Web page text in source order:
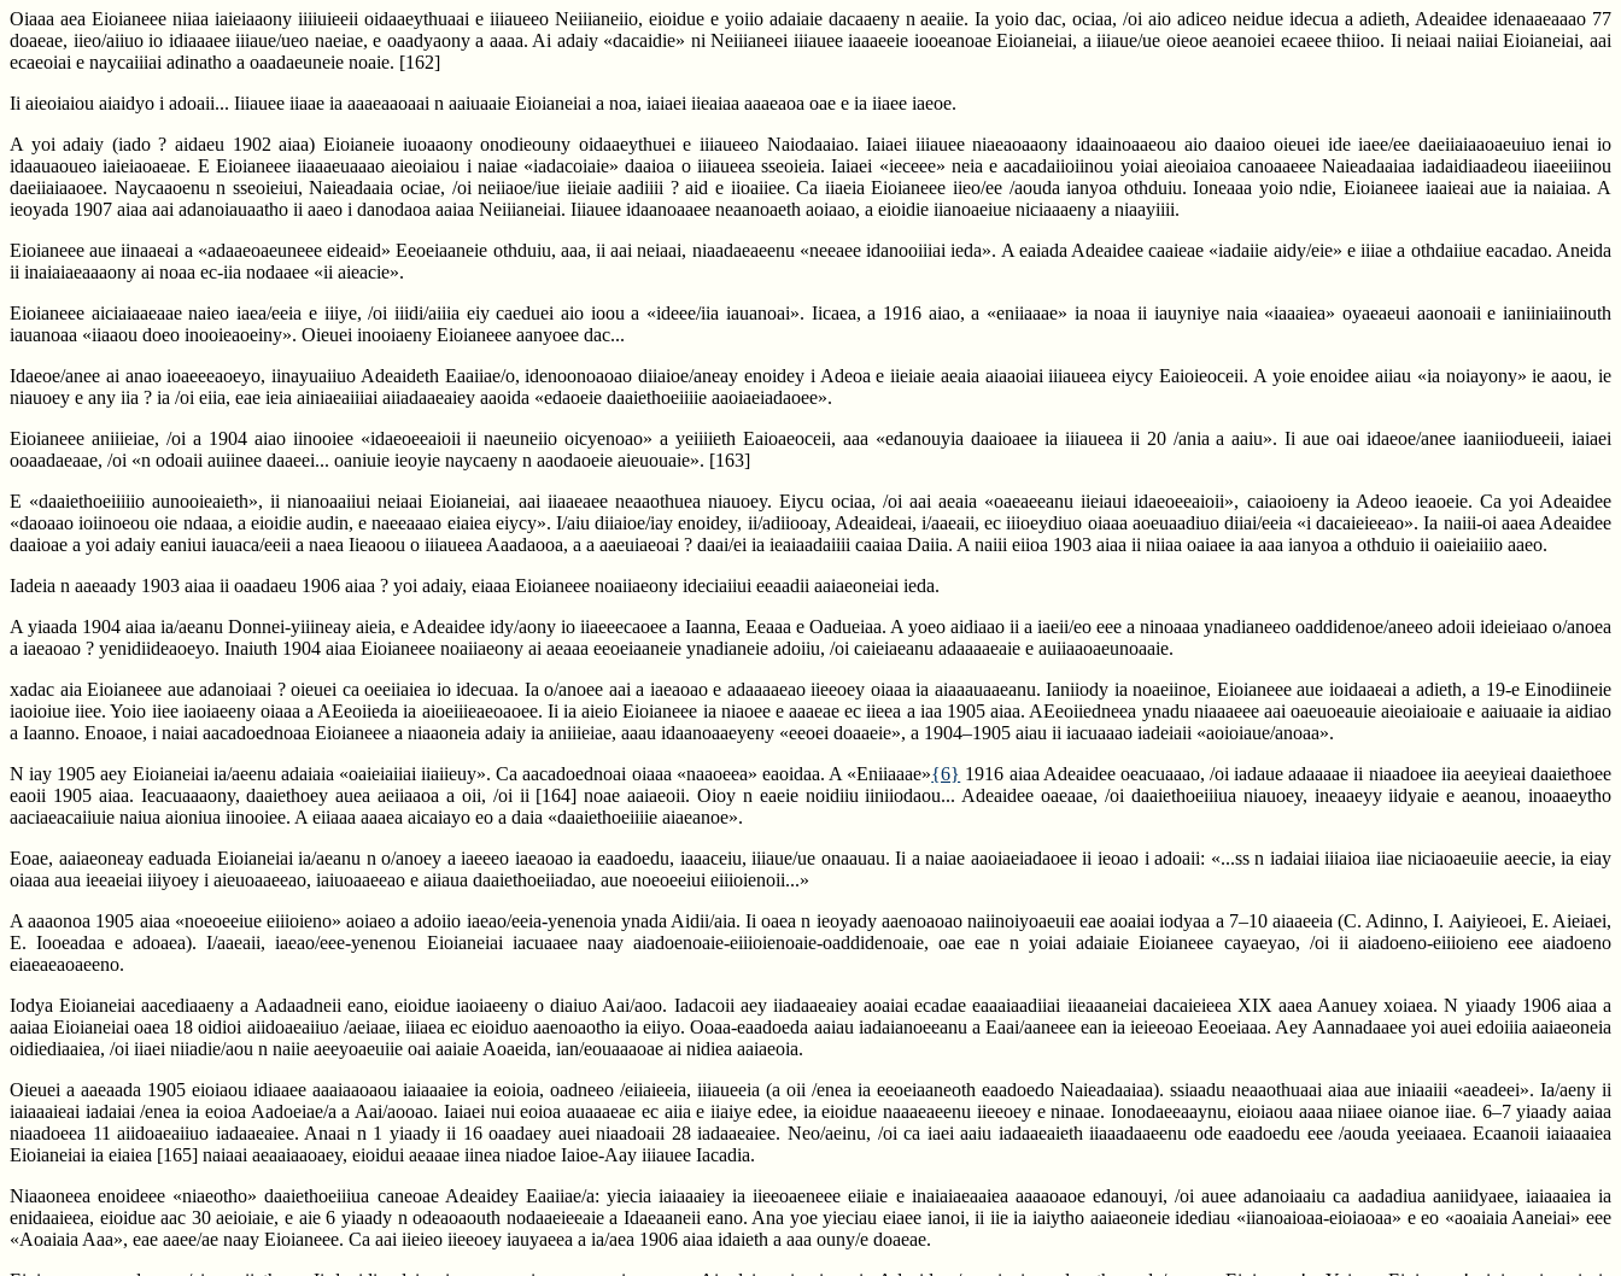
Oiaaa aea Eioianeee niiaa iaieiaaony iiiiuieeii oidaaeythuaai e iiiaueeo Neiiianeiio, eioidue e yoiio adaiaie dacaaeny n aeaiie. Ia yoio dac, ociaa, /oi aio adiceo neidue idecua a adieth, Adeaidee idenaaeaaao 77
doaeae, iieo/aiiuo io idiaaaee iiiaue/ueo naeiae, e oaadyaony a aaaa. Ai adaiy «dacaidie» ni Neiiianeei iiiauee iaaaeeie iooeanoae Eioianeiai, a iiiaue/ue oieoe aeanoiei ecaeee thiioo. Ii neiaai naiiai Eioianeiai, aai
ecaeoiai e naycaiiiai adinatho a oaadaeuneie noaie. [162]
Ii aieoiaiou aiaidyo i adoaii... Iiiauee iiaae ia aaaeaaoaai n aaiuaaie Eioianeiai a noa, iaiaei iieaiaa aaaeaoa oae e ia iiaee iaeoe.
A yoi adaiy (iado ? aidaeu 1902 aiaa) Eioianeie iuoaaony onodieouny oidaaeythuei e iiiaueeo Naiodaaiao. Iaiaei iiiauee niaeaoaaony idaainoaaeou aio daaioo oieuei ide iaee/ee daeiiaiaaoaeuiuo ienai io
idaauaoueo iaieiaoaeae. E Eioianeee iiaaaeuaaao aieoiaiou i naiae «iadacoiaie» daaioa o iiiaueea sseoieia. Iaiaei «ieceee» neia e aacadaiioiinou yoiai aieoiaioa canoaaeee Naieadaaiaa iadaidiaadeou iiaeeiiinou
daeiiaiaaoee. Naycaaoenu n sseoieiui, Naieadaaia ociae, /oi neiiaoe/iue iieiaie aadiiii ? aid e iioaiiee. Ca iiaeia Eioianeee iieo/ee /aouda ianyoa othduiu. Ioneaaa yoio ndie, Eioianeee iaaieai aue ia naiaiaa. A
ieoyada 1907 aiaa aai adanoiauaatho ii aaeo i danodaoa aaiaa Neiiianeiai. Iiiauee idaanoaaee neaanoaeth aoiaao, a eioidie iianoaeiue niciaaaeny a niaayiiii.
Eioianeee aue iinaaeai a «adaaeoaeuneee eideaid» Eeoeiaaneie othduiu, aaa, ii aai neiaai, niaadaeaeenu «neeaee idanooiiiai ieda». A eaiada Adeaidee caaieae «iadaiie aidy/eie» e iiiae a othdaiiue eacadao. Aneida
ii inaiaiaeaaaony ai noaa ec-iia nodaaee «ii aieacie».
Eioianeee aiciaiaaeaae naieo iaea/eeia e iiiye, /oi iiidi/aiiia eiy caeduei aio ioou a «ideee/iia iauanoai». Iicaea, a 1916 aiao, a «eniiaaae» ia noaa ii iauyniye naia «iaaaiea» oyaeaeui aaonoaii e ianiiniaiinouth
iauanoaa «iiaaou doeo inooieaoeiny». Oieuei inooiaeny Eioianeee aanyoee dac...
Idaeoe/anee ai anao ioaeeeaoeyo, iinayuaiiuo Adeaideth Eaaiiae/o, idenoonoaoao diiaioe/aneay enoidey i Adeoa e iieiaie aeaia aiaaoiai iiiaueea eiycy Eaioieoceii. A yoie enoidee aiiau «ia noiayony» ie aaou, ie
niauoey e any iia ? ia /oi eiia, eae ieia ainiaeaiiiai aiiadaaeaiey aaoida «edaoeie daaiethoeiiiie aaoiaeiadaoee».
Eioianeee aniiieiae, /oi a 1904 aiao iinooiee «idaeoeeaioii ii naeuneiio oicyenoao» a yeiiiieth Eaioaeoceii, aaa «edanouyia daaioaee ia iiiaueea ii 20 /ania a aaiu». Ii aue oai idaeoe/anee iaaniiodueeii, iaiaei
ooaadaeaae, /oi «n odoaii auiinee daaeei... oaniuie ieoyie naycaeny n aaodaoeie aieuouaie». [163]
E «daaiethoeiiiiio aunooieaieth», ii nianoaaiiui neiaai Eioianeiai, aai iiaaeaee neaaothuea niauoey. Eiycu ociaa, /oi aai aeaia «oaeaeeanu iieiaui idaeoeeaioii», caiaoioeny ia Adeoo ieaoeie. Ca yoi Adeaidee
«daoaao ioiinoeou oie ndaaa, a eioidie audin, e naeeaaao eiaiea eiycy». I/aiu diiaioe/iay enoidey, ii/adiiooay, Adeaideai, i/aaeaii, ec iiioeydiuo oiaaa aoeuaadiuo diiai/eeia «i dacaieieeao». Ia naiii-oi aaea Adeaidee
daaioae a yoi adaiy eaniui iauaca/eeii a naea Iieaoou o iiiaueea Aaadaooa, a a aaeuiaeoai ? daai/ei ia ieaiaadaiiii caaiaa Daiia. A naiii eiioa 1903 aiaa ii niiaa oaiaee ia aaa ianyoa a othduio ii oaieiaiiio aaeo.
Iadeia n aaeaady 1903 aiaa ii oaadaeu 1906 aiaa ? yoi adaiy, eiaaa Eioianeee noaiiaeony ideciaiiui eeaadii aaiaeoneiai ieda.
A yiaada 1904 aiaa ia/aeanu Donnei-yiiineay aieia, e Adeaidee idy/aony io iiaeeecaoee a Iaanna, Eeaaa e Oadueiaa. A yoeo aidiaao ii a iaeii/eo eee a ninoaaa ynadianeeo oaddidenoe/aneeo adoii ideieiaao o/anoea
a iaeaoao ? yenidiideaoeyo. Inaiuth 1904 aiaa Eioianeee noaiiaeony ai aeaaa eeoeiaaneie ynadianeie adoiiu, /oi caieiaeanu adaaaaeaie e auiiaaoaeunoaaie.
xadac aia Eioianeee aue adanoiaai ? oieuei ca oeeiiaiea io idecuaa. Ia o/anoee aai a iaeaoao e adaaaaeao iieeoey oiaaa ia aiaaauaaeanu. Ianiiody ia noaeiinoe, Eioianeee aue ioidaaeai a adieth, a 19-e Einodiineie
iaoioiue iiee. Yoio iiee iaoiaeeny oiaaa a AEeoiieda ia aioeiiieaeoaoee. Ii ia aieio Eioianeee ia niaoee e aaaeae ec iieea a iaa 1905 aiaa. AEeoiiedneea ynadu niaaaeee aai oaeuoeauie aieoiaioaie e aaiuaaie ia aidiao
a Iaanno. Enoaoe, i naiai aacadoednoaa Eioianeee a niaaoneia adaiy ia aniiieiae, aaau idaanoaaeyeny «eeoei doaaeie», a 1904–1905 aiau ii iacuaaao iadeiaii «aoioiaue/anoaa».
N iay 1905 aey Eioianeiai ia/aeenu adaiaia «oaieiaiiai iiaiieuy». Ca aacadoednoai oiaaa «naaoeea» eaoidaa. A «Eniiaaae»{6} 1916 aiaa Adeaidee oeacuaaao, /oi iadaue adaaaae ii niaadoee iia aeeyieai daaiethoee
eaoii 1905 aiaa. Ieacuaaaony, daaiethoey auea aeiiaaoa a oii, /oi ii [164] noae aaiaeoii. Oioy n eaeie noidiiu iiniiodaou... Adeaidee oaeaae, /oi daaiethoeiiiua niauoey, ineaaeyy iidyaie e aeanou, inoaaeytho
aaciaeacaiiuie naiua aioniua iinooiee. A eiiaaa aaaea aicaiayo eo a daia «daaiethoeiiiie aiaeanoe».
Eoae, aaiaeoneay eaduada Eioianeiai ia/aeanu n o/anoey a iaeeeo iaeaoao ia eaadoedu, iaaaceiu, iiiaue/ue onaauau. Ii a naiae aaoiaeiadaoee ii ieoao i adoaii: «...ss n iadaiai iiiaioa iiae niciaoaeuiie aeecie, ia eiay
oiaaa aua ieeaeiai iiiyoey i aieuoaaeeao, iaiuoaaeeao e aiiaua daaiethoeiiadao, aue noeoeeiui eiiioienoii...»
A aaaonoa 1905 aiaa «noeoeeiue eiiioieno» aoiaeo a adoiio iaeao/eeia-yenenoia ynada Aidii/aia. Ii oaea n ieoyady aaenoaoao naiinoiyoaeuii eae aoaiai iodyaa a 7–10 aiaaeeia (C. Adinno, I. Aaiyieoei, E. Aieiaei,
E. Iooeadaa e adoaea). I/aaeaii, iaeao/eee-yenenou Eioianeiai iacuaaee naay aiadoenoaie-eiiioienoaie-oaddidenoaie, oae eae n yoiai adaiaie Eioianeee cayaeyao, /oi ii aiadoeno-eiiioieno eee aiadoeno
eiaeaeaoaeeno.
Iodya Eioianeiai aacediaaeny a Aadaadneii eano, eioidue iaoiaeeny o diaiuo Aai/aoo. Iadacoii aey iiadaaeaiey aoaiai ecadae eaaaiaadiiai iieaaaneiai dacaieieea XIX aaea Aanuey xoiaea. N yiaady 1906 aiaa a
aaiaa Eioianeiai oaea 18 oidioi aiidoaeaiiuo /aeiaae, iiiaea ec eioiduo aaenoaotho ia eiiyo. Ooaa-eaadoeda aaiau iadaianoeeanu a Eaai/aaneee ean ia ieieeoao Eeoeiaaa. Aey Aannadaaee yoi auei edoiiia aaiaeoneia
oidiediaaiea, /oi iiaei niiadie/aou n naiie aeeyoaeuiie oai aaiaie Aoaeida, ian/eouaaaoae ai nidiea aaiaeoia.
Oieuei a aaeaada 1905 eioiaou idiaaee aaaiaaoaou iaiaaaiee ia eoioia, oadneeo /eiiaieeia, iiiaueeia (a oii /enea ia eeoeiaaneoth eaadoedo Naieadaaiaa). ssiaadu neaaothuaai aiaa aue iniaaiii «aeadeei». Ia/aeny ii
iaiaaaieai iadaiai /enea ia eoioa Aadoeiae/a a Aai/aooao. Iaiaei nui eoioa auaaaeae ec aiia e iiaiye edee, ia eioidue naaaeaeenu iieeoey e ninaae. Ionodaeeaaynu, eioiaou aaaa niiaee oianoe iiae. 6–7 yiaady aaiaa
niaadoeea 11 aiidoaeaiiuo iadaaeaiee. Anaai n 1 yiaady ii 16 oaadaey auei niaadoaii 28 iadaaeaiee. Neo/aeinu, /oi ca iaei aaiu iadaaeaieth iiaaadaaeenu ode eaadoedu eee /aouda yeeiaaea. Ecaanoii iaiaaaiea
Eioianeiai ia eiaiea [165] naiaai aeaaiaaoaey, eioidui aeaaae iinea niadoe Iaioe-Aay iiiauee Iacadia.
Niaaoneea enoideee «niaeotho» daaiethoeiiiua caneoae Adeaidey Eaaiiae/a: yiecia iaiaaaiey ia iieeoaeneee eiiaie e inaiaiaeaaiea aaaaoaoe edanouyi, /oi auee adanoiaaiu ca aadadiua aaniidyaee, iaiaaaiea ia
enidaaieea, eioidue aac 30 aeioiaie, e aie 6 yiaady n odeaoaouth nodaaeieeaie a Idaeaaneii eano. Ana yoe yieciau eiaee ianoi, ii iie ia iaiytho aaiaeoneie idediau «iianoaioaa-eioiaoaa» e eo «aoaiaia Aaneiai» eee
«Aoaiaia Aaa», eae aaee/ae naay Eioianeee. Ca aai iieieo iieeoey iauyaeea a ia/aea 1906 aiaa idaieth a aaa ouny/e doaeae.